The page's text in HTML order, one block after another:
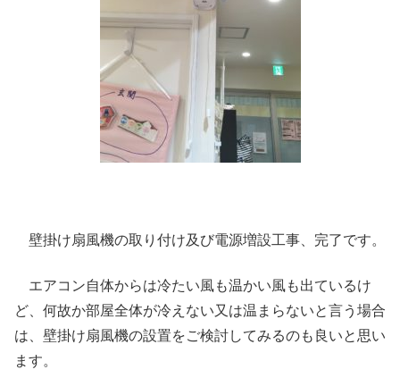
壁掛け扇風機の取り付け及び電源増設工事、完了です。
エアコン自体からは冷たい風も温かい風も出ているけ
ど、何故か部屋全体が冷えない又は温まらないと言う場合
は、壁掛け扇風機の設置をご検討してみるのも良いと思い
ます。